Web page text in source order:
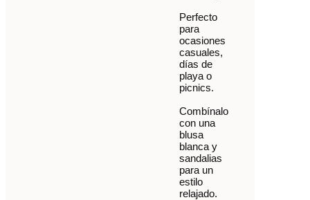
Perfecto
para
ocasiones
casuales,
días de
playa o
picnics.
Combínalo
con una
blusa
blanca y
sandalias
para un
estilo
relajado.